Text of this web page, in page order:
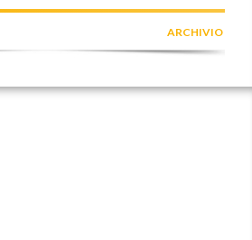
ARCHIVIO